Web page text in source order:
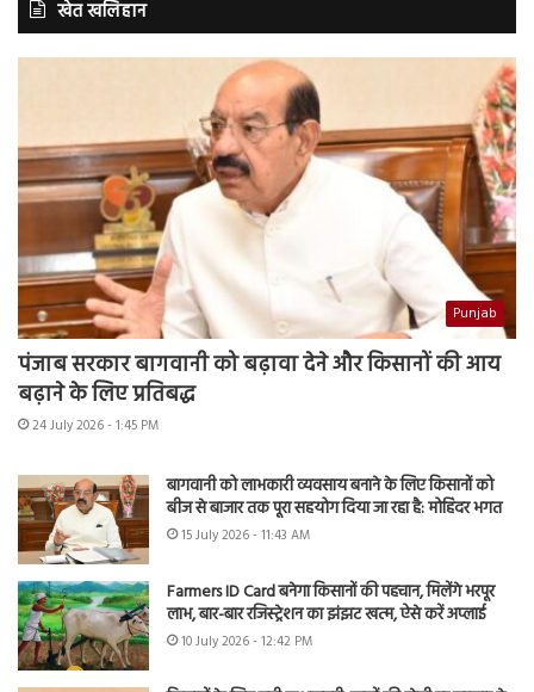
खेत खलिहान
Punjab
पंजाब सरकार बागवानी को बढ़ावा देने और किसानों की आय
बढ़ाने के लिए प्रतिबद्ध
24 July 2026 - 1:45 PM
बागवानी को लाभकारी व्यवसाय बनाने के लिए किसानों को
बीज से बाजार तक पूरा सहयोग दिया जा रहा है: मोहिंदर भगत
15 July 2026 - 11:43 AM
Farmers ID Card बनेगा किसानों की पहचान, मिलेंगे भरपूर
लाभ, बार-बार रजिस्ट्रेशन का झंझट खत्म, ऐसे करें अप्लाई
10 July 2026 - 12:42 PM